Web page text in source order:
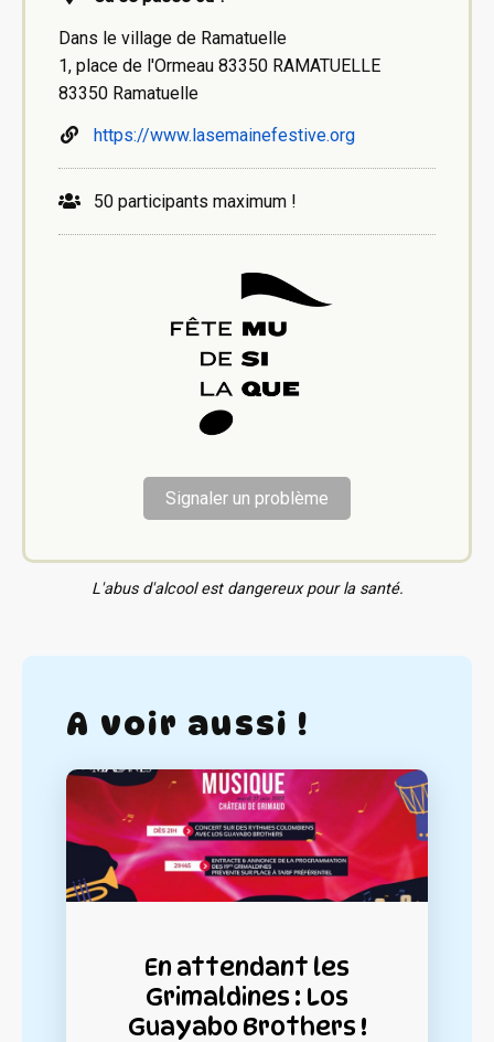
Dans le village de Ramatuelle
1, place de l'Ormeau 83350 RAMATUELLE
83350 Ramatuelle
https://www.lasemainefestive.org
50 participants maximum !
Signaler un problème
L'abus d'alcool est dangereux pour la santé.
A voir aussi !
En attendant les
Grimaldines : Los
Guayabo Brothers !